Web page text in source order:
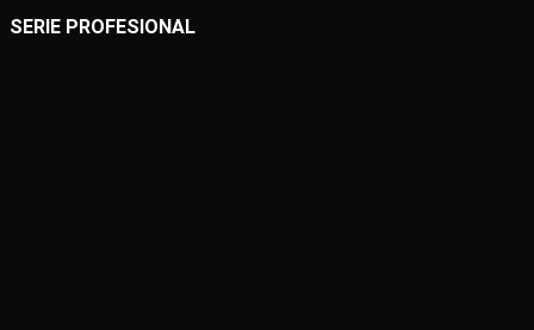
SERIE PROFESIONAL